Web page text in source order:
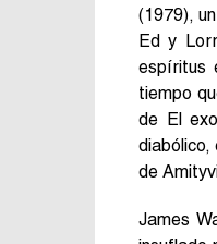
(1979),
Ed y
espíritus
tiempo
de El
diabólico,
de
James